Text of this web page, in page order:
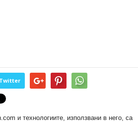
Twitter
и технологиите, използвани в него, са